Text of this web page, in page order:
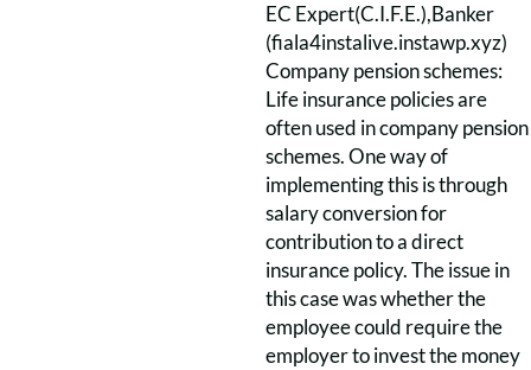
EC Expert(C.I.F.E.),Banker
(fiala4instalive.instawp.xyz)
Company pension schemes:
Life insurance policies are
often used in company pension
schemes. One way of
implementing this is through
salary conversion for
contribution to a direct
insurance policy. The issue in
this case was whether the
employee could require the
employer to invest the money